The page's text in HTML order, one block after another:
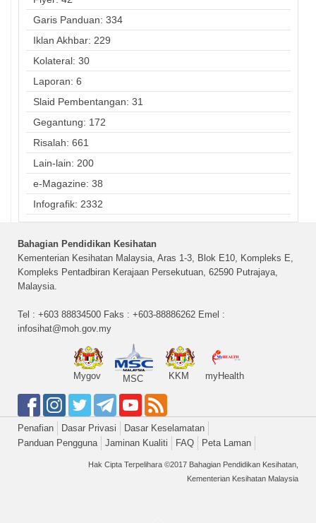
Garis Panduan: 334
Iklan Akhbar: 229
Kolateral: 30
Laporan: 6
Slaid Pembentangan: 31
Gegantung: 172
Risalah: 661
Lain-lain: 200
e-Magazine: 38
Infografik: 2332
Bahagian Pendidikan Kesihatan
Kementerian Kesihatan Malaysia, Aras 1-3, Blok E10, Kompleks E,
Kompleks Pentadbiran Kerajaan Persekutuan, 62590 Putrajaya,
Malaysia.
Tel : +603 88834500 Faks : +603-88886262 Emel :
infosihat@moh.gov.my
Mygov MSC KKM myHealth
Penafian Dasar Privasi
Dasar Keselamatan
Panduan Pengguna
Jaminan Kualiti FAQ Peta Laman
Hak Cipta Terpelihara ©2017 Bahagian Pendidikan Kesihatan,
Kementerian Kesihatan Malaysia